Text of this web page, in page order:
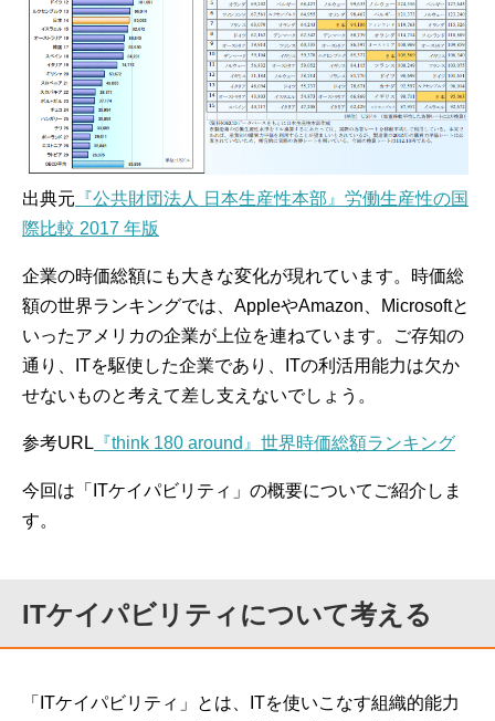
出典元 『公共財団法人 日本生産性本部』労働生産性の国
際比較 2017 年版
企業の時価総額にも大きな変化が現れています。時価総
額の世界ランキングでは、AppleやAmazon、Microsoftと
いったアメリカの企業が上位を連ねています。ご存知の
通り、ITを駆使した企業であり、ITの利活用能力は欠か
せないものと考えて差し支えないでしょう。
参考URL 『think 180 around』世界時価総額ランキング
今回は「ITケイパビリティ」の概要についてご紹介しま
す。
ITケイパビリティについて考える
「ITケイパビリティ」とは、ITを使いこなす組織的能力